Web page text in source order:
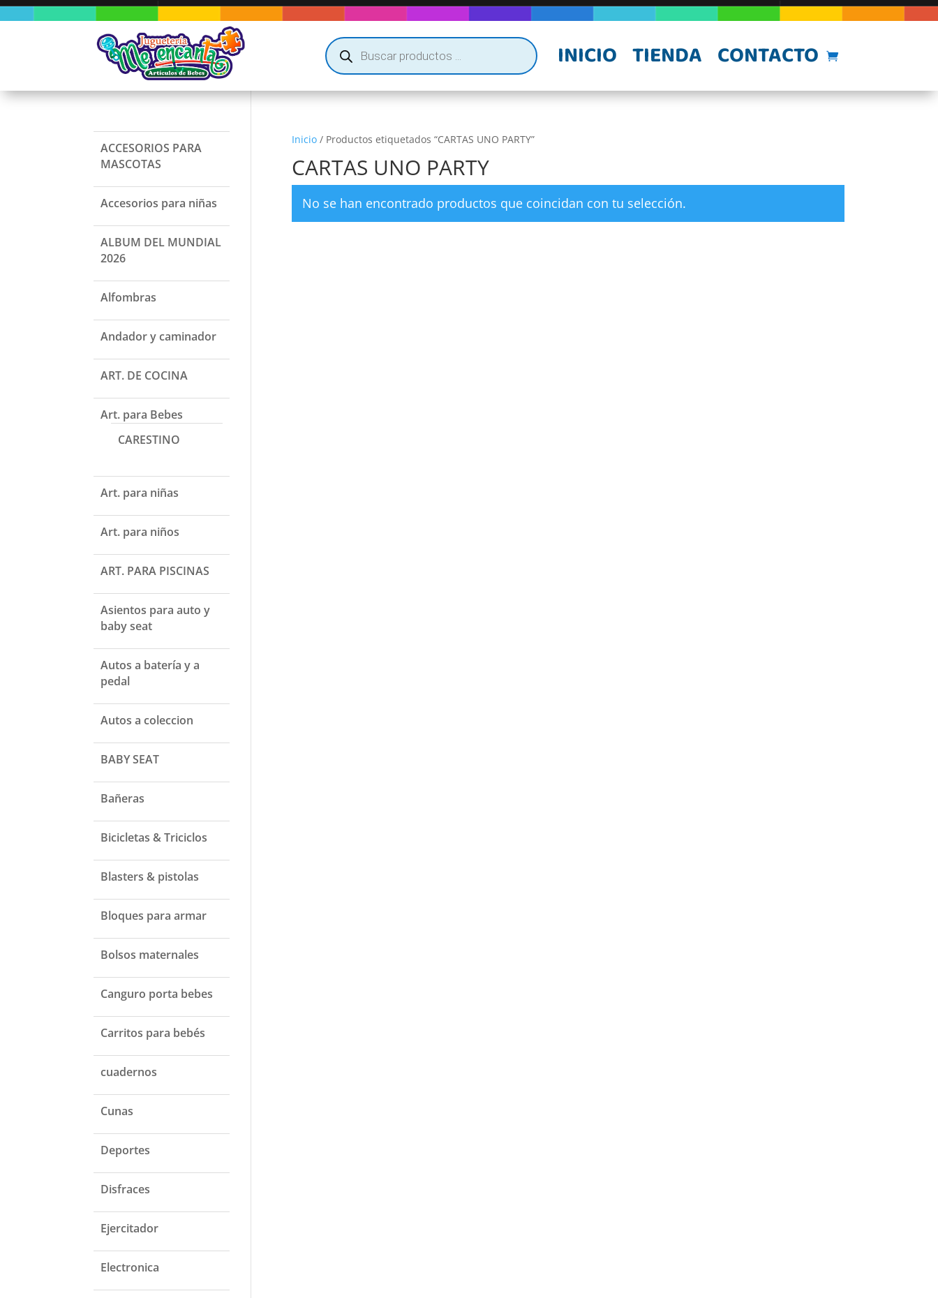
Búsqueda
de
productos INICIO TIENDA CONTACTO
Inicio/ Productos etiquetados “CARTAS UNO PARTY”
CARTAS UNO PARTY
No se han encontrado productos que coincidan con tu selección.
ACCESORIOS PARA
MASCOTAS
Accesorios para niñas
ALBUM DEL MUNDIAL
2026
Alfombras
Andador y caminador
ART. DE COCINA
Art. para Bebes
CARESTINO
Art. para niñas
Art. para niños
ART. PARA PISCINAS
Asientos para auto y
baby seat
Autos a batería y a
pedal
Autos a coleccion
BABY SEAT
Bañeras
Bicicletas & Triciclos
Blasters & pistolas
Bloques para armar
Bolsos maternales
Canguro porta bebes
Carritos para bebés
cuadernos
Cunas
Deportes
Disfraces
Ejercitador
Electronica